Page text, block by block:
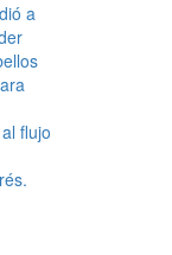
a
flujo